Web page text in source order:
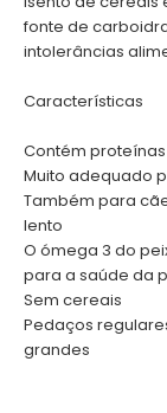
fonte de
intolerâncias
Características
Contém
Muito adequado
Também para
lento
O ómega 3 do
para a saúde da
Sem cereais
Pedaços
grandes